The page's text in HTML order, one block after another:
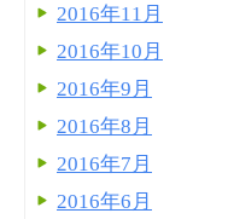
2016年11月
2016年10月
2016年9月
2016年8月
2016年7月
2016年6月